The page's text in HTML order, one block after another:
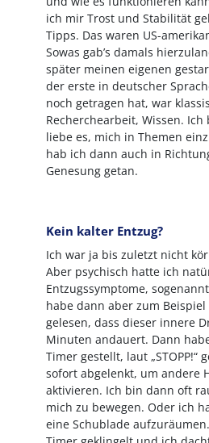
ich mir Trost und Stabilität
Tipps. Das waren US-
Sowas gab’s damals
später meinen eigenen
der erste in deutscher
noch getragen hat, war
Recherchearbeit, Wissen.
liebe es, mich in Themen
hab ich dann auch in
Genesung getan.
Kein kalter Entzug?
Ich war ja bis zuletzt nicht
Aber psychisch hatte ich
Entzugssymptome,
habe dann aber zum
gelesen, dass dieser innere
Minuten andauert. Dann
Timer gestellt, laut „STOPP!“
sofort abgelenkt, um andere
aktivieren. Ich bin dann oft
mich zu bewegen. Oder ich
eine Schublade